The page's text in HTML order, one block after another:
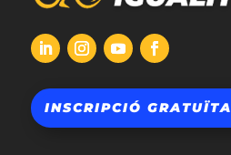
INSCRIPCIÓ GRATUÏTA